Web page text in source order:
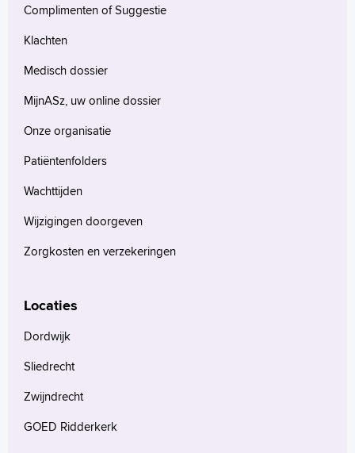
Complimenten of Suggestie
Klachten
Medisch dossier
MijnASz, uw online dossier
Onze organisatie
Patiëntenfolders
Wachttijden
Wijzigingen doorgeven
Zorgkosten en verzekeringen
Locaties
Dordwijk
Sliedrecht
Zwijndrecht
GOED Ridderkerk